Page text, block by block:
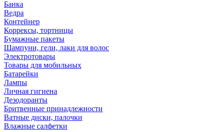
Банка
Ведра
Контейнер
Коррексы, тортницы
Бумажные пакеты
Шампуни, гели, лаки для волос
Электротовары
Товары для мобильных
Батарейки
Лампы
Личная гигиена
Дезодоранты
Бритвенные принадлежности
Ватные диски, палочки
Влажные салфетки